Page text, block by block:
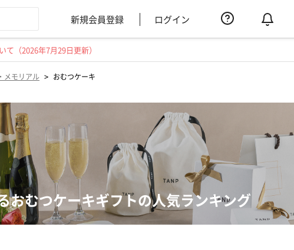
新規会員登録 ログイン
（2026年7月29日更新）
メモリアル > おむつケーキ
おむつケーキギフトの人気ランキング